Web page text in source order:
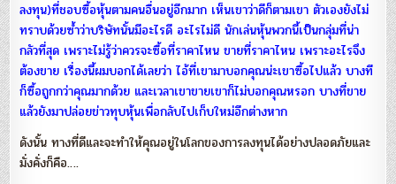
ลงทุน)ที่ชอบซื้อหุ้นตามคนอื่นอยู่อีกมาก เห็นเขาว่าดีก็ตามเขา ตัวเองยังไม่
ทราบด้วยซ้ำว่าบริษัทนั้นมีอะไรดี อะไรไม่ดี นักเล่นหุ้นพวกนี้เป็นกลุ่มที่น่า
กลัวที่สุด เพราะไม่รู้ว่าควรจะซื้อที่ราคาไหน ขายที่ราคาไหน เพราะอะไรจึง
ต้องขาย เรื่องนี้ผมบอกได้เลยว่า ไอ้ที่เขามาบอกคุณน่ะเขาซื้อไปแล้ว บางที
ก็ซื้อถูกกว่าคุณมากด้วย และเวลาเขาขายเขาก็ไม่บอกคุณหรอก บางที่ขาย
แล้วยังมาปล่อยข่าวทุบหุ้นเพื่อกลับไปเก็บใหม่อีกต่างหาก
ดังนั้น ทางที่ดีและจะทำให้คุณอยู่ในโลกของการลงทุนได้อย่างปลอดภัยและ
มั่งคั่งก็คือ….